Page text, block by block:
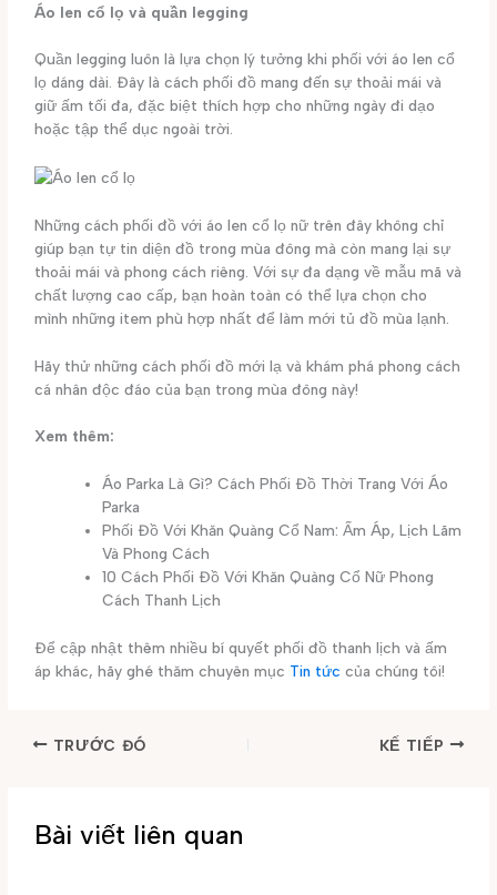
Áo len cổ lọ và quần legging
Quần legging luôn là lựa chọn lý tưởng khi phối với áo len cổ
lọ dáng dài. Đây là cách phối đồ mang đến sự thoải mái và
giữ ấm tối đa, đặc biệt thích hợp cho những ngày đi dạo
hoặc tập thể dục ngoài trời.
Những cách phối đồ với áo len cổ lọ nữ trên đây không chỉ
giúp bạn tự tin diện đồ trong mùa đông mà còn mang lại sự
thoải mái và phong cách riêng. Với sự đa dạng về mẫu mã và
chất lượng cao cấp, bạn hoàn toàn có thể lựa chọn cho
mình những item phù hợp nhất để làm mới tủ đồ mùa lạnh.
Hãy thử những cách phối đồ mới lạ và khám phá phong cách
cá nhân độc đáo của bạn trong mùa đông này!
Xem thêm:
Áo Parka Là Gì? Cách Phối Đồ Thời Trang Với Áo
Parka
Phối Đồ Với Khăn Quàng Cổ Nam: Ấm Áp, Lịch Lãm
Và Phong Cách
10 Cách Phối Đồ Với Khăn Quàng Cổ Nữ Phong
Cách Thanh Lịch
Để cập nhật thêm nhiều bí quyết phối đồ thanh lịch và ấm
áp khác, hãy ghé thăm chuyên mục Tin tức của chúng tôi!
TRƯỚC ĐÓ KẾ TIẾP
Bài viết liên quan